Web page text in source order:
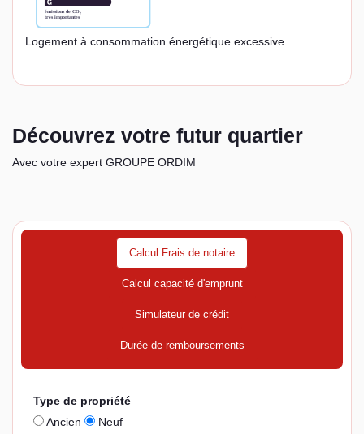
Logement à consommation énergétique excessive.
Découvrez votre futur quartier
Avec votre expert GROUPE ORDIM
Calcul Frais de notaire
Calcul capacité d'emprunt
Simulateur de crédit
Durée de remboursements